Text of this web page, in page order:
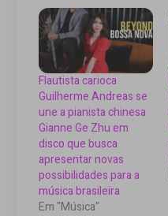
Flautista carioca
Guilherme Andreas se
une a pianista chinesa
Gianne Ge Zhu em
disco que busca
apresentar novas
possibilidades para a
música brasileira
Em "Música"